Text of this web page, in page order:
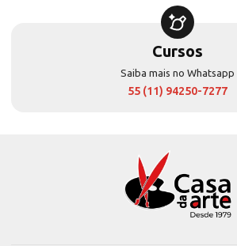
Cursos
Saiba mais no Whatsapp
55 (11) 94250-7277